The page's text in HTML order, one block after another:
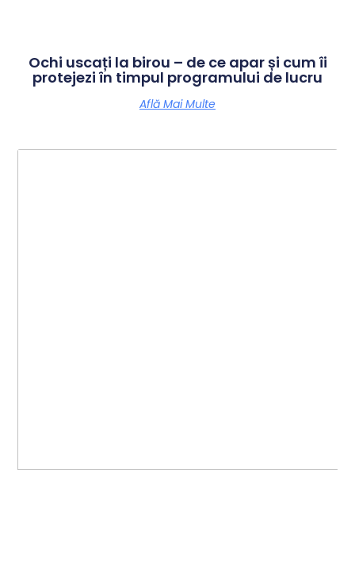
Ochi uscați la birou – de ce apar și cum îi
protejezi în timpul programului de lucru
Află Mai Multe